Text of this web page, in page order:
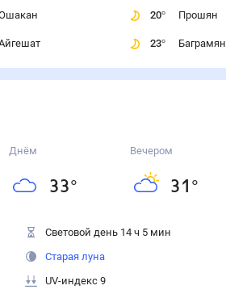
20° Прошян
23° Баграмян
Днём
33°
Вечером
31 °
Световой день 14 ч 5 мин
Старая луна
UV-индекс 9